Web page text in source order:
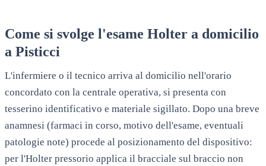
Come si svolge l'esame Holter a domicilio
a Pisticci
L'infermiere o il tecnico arriva al domicilio nell'orario
concordato con la centrale operativa, si presenta con
tesserino identificativo e materiale sigillato. Dopo una breve
anamnesi (farmaci in corso, motivo dell'esame, eventuali
patologie note) procede al posizionamento del dispositivo:
per l'Holter pressorio applica il bracciale sul braccio non